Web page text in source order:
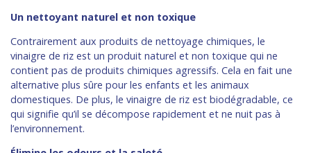
Un nettoyant naturel et non toxique
Contrairement aux produits de nettoyage chimiques, le
vinaigre de riz est un produit naturel et non toxique qui ne
contient pas de produits chimiques agressifs. Cela en fait une
alternative plus sûre pour les enfants et les animaux
domestiques. De plus, le vinaigre de riz est biodégradable, ce
qui signifie qu’il se décompose rapidement et ne nuit pas à
l’environnement.